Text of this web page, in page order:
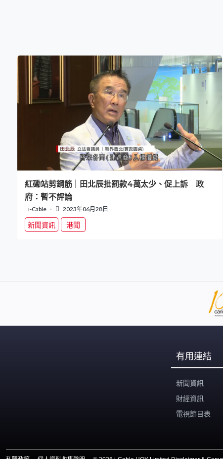
紅磡站剪鋼筋｜田北辰批罰款4萬太少、促上訴 政
府：暫不評論
i-Cable 2023年06月28日
新聞資訊 港聞
有用連結
新聞資訊
財經資訊
電視節目表